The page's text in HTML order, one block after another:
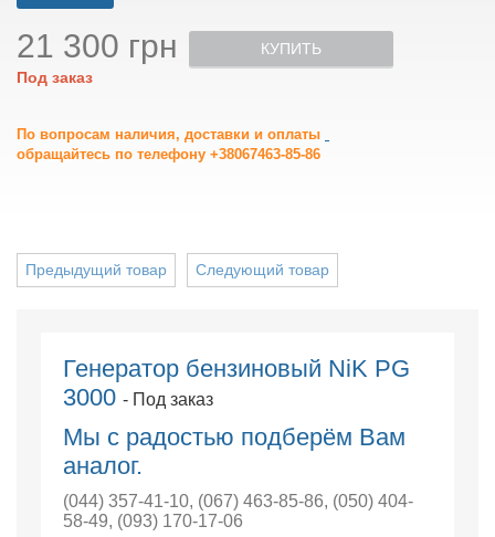
21 300 грн
Под заказ
КУПИТЬ
По вопросам наличия, доставки и оплаты
обращайтесь по телефону +38067463-85-86
Следующий товар
Предыдущий товар
Генератор бензиновый NiK PG
3000 - Под заказ
Мы с радостью подберём Вам
аналог.
(044) 357-41-10, (067) 463-85-86, (050) 404-
58-49, (093) 170-17-06